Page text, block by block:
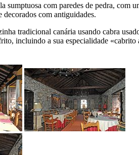
sumptuosa com paredes de pedra, com
decorados com antiguidades.
tradicional canária usando cabra
incluindo a sua especialidade «cabrito